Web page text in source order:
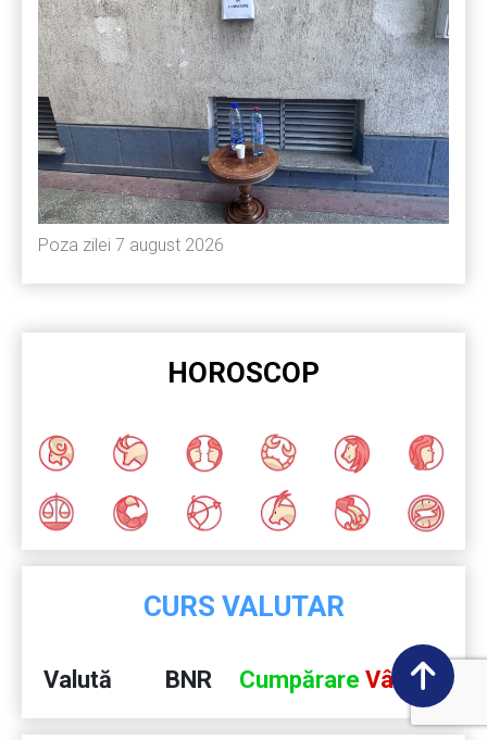
Poza zilei 7 august 2026
HOROSCOP
CURS VALUTAR
Valută BNR Cumpărare Vânzare